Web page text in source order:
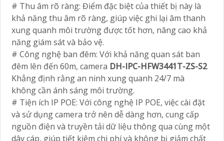
# Thu âm rõ ràng: Điểm đặc biệt của thiết bị này là
khả năng thu âm rõ ràng, giúp việc ghi lại âm thanh
xung quanh môi trường được tốt hơn, nâng cao khả
năng giám sát và bảo vệ.
# Công nghệ ban đêm: Với khả năng quan sát ban
đêm lên đến 60m, camera DH-IPC-HFW3441T-ZS-S2
Khẳng định rằng an ninh xung quanh 24/7 mà
không cần ánh sáng môi trường.
# Tiện ích IP POE: Với công nghệ IP POE, việc cài đặt
và sử dụng camera trở nên dễ dàng hơn, cung cấp
nguồn điện và truyền tải dữ liệu thông qua cùng một
dây cáp, giúp tiết kiệm chi phí và không bị giảm chất